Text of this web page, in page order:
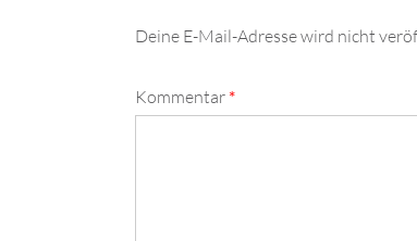
Deine E-Mail-Adresse wird nicht
Kommentar *